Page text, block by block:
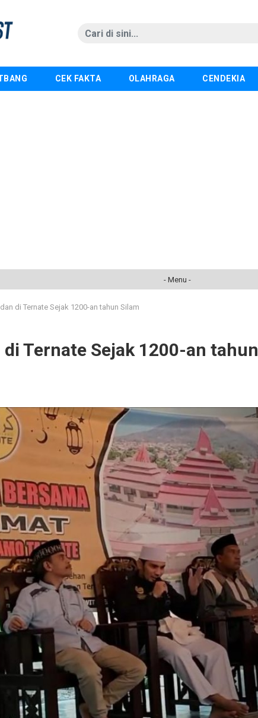
CEK FAKTA OLAHRAGA CENDEKIA
- Menu -
di Ternate Sejak 1200-an tahun Silam
Ternate Sejak 1200-an tahun